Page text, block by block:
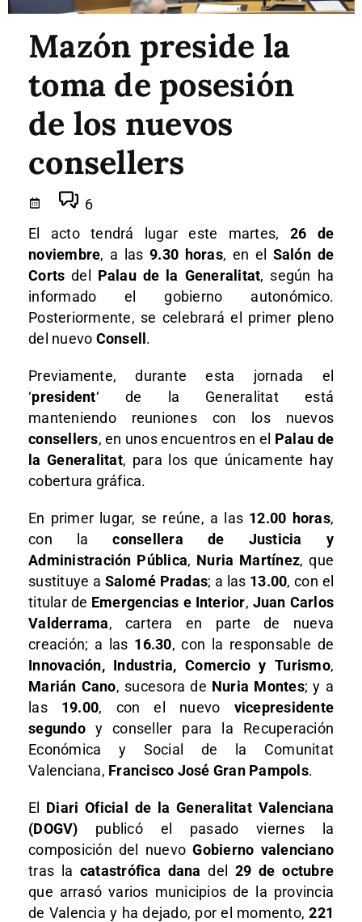
Mazón preside la
toma de posesión
de los nuevos
consellers
6
El acto tendrá lugar este martes, 26 de
noviembre, a las9.30 horas, en el Salón de
Corts del Palau de la Generalitat, según ha
informado el gobierno autonómico.
Posteriormente, se celebrará el primer pleno
del nuevo Consell .
Previamente, durante esta jornada el
‘president‘ de la Generalitat está
manteniendo reuniones con los nuevos
consellers, en unos encuentros en el Palau de
la Generalitat, para los que únicamente hay
cobertura gráfica.
En primer lugar, se reúne, a las 12.00 horas,
con laconsellera de Justicia y
Administración Pública, Nuria Martínez, que
sustituye a Salomé Pradas; a las 13.00, con el
titular de Emergencias e Interior, Juan Carlos
Valderrama, cartera en parte de nueva
creación; a las 16.30, con la responsable de
Innovación, Industria, Comercio y Turismo,
Marián Cano, sucesora de Nuria Montes; y a
las 19.00, con el nuevo vicepresidente
segundoy conseller para la Recuperación
Económica y Social de la Comunitat
Valenciana, Francisco José Gran Pampols.
El Diari Oficial de la Generalitat Valenciana
(DOGV) publicó el pasado viernes la
composición del nuevoGobierno valenciano
tras la catastrófica dana del 29 de octubre
que arrasó varios municipios de la provincia
de Valencia y ha dejado, por el momento,221